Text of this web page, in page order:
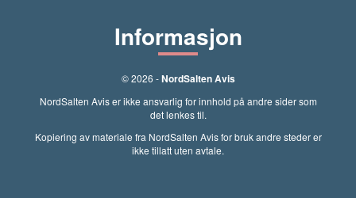
Informasjon
© 2026 -NordSalten Avis
NordSalten Avis er ikke ansvarlig for innhold på andre sider som
det lenkes til.
Kopiering av materiale fra NordSalten Avis for bruk andre steder er
ikke tillatt uten avtale.